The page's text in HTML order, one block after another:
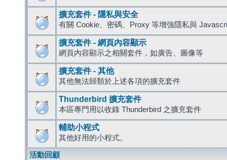
擴充套件 - 隱私與安全
有關 Cookie、密碼、Proxy 等增強隱私與
擴充套件 - 網頁內容顯示
網頁內容顯示之相關套件，如廣告、圖像等
擴充套件 - 其他
其他無法歸類於上述各項的擴充套件
Thunderbird 擴充套件
本區專門用以收錄 Thunderbird 之擴充套件
輔助小程式
其他好用的小程式。
活動回顧